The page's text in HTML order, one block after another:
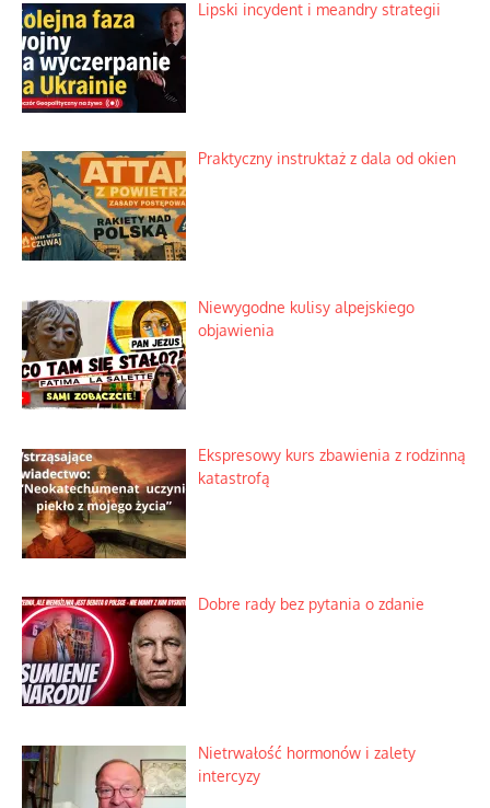
Lipski incydent i meandry strategii
Praktyczny instruktaż z dala od okien
Niewygodne kulisy alpejskiego
objawienia
Ekspresowy kurs zbawienia z rodzinną
katastrofą
Dobre rady bez pytania o zdanie
Nietrwałość hormonów i zalety
intercyzy